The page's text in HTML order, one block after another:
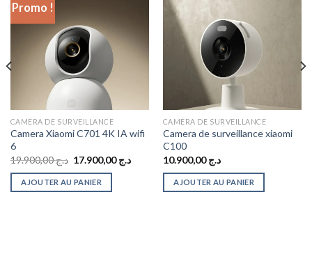
Promo !
CAMÉRA DE SURVEILLANCE
Camera Xiaomi C701 4K IA wifi
6
د.ج19.900,00
Le
initial
était :
د.ج17.900,00
Le
AJOUTER AU PANIER
CAMÉRA DE SURVEILLANCE
Camera de surveillance xiaomi
C100
د.ج10.900,00
AJOUTER AU PANIER